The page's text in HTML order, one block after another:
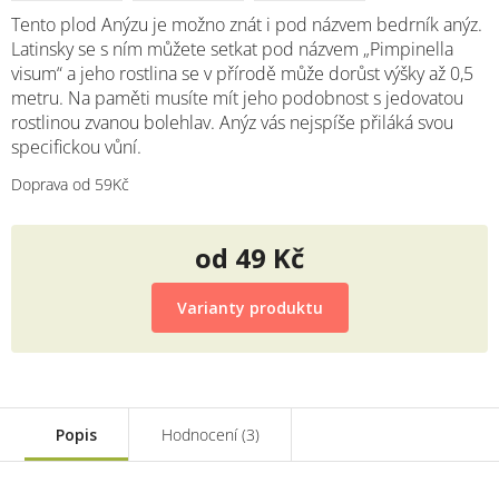
Tento plod Anýzu je možno znát i pod názvem bedrník anýz.
Latinsky se s ním můžete setkat pod názvem „Pimpinella
visum“ a jeho rostlina se v přírodě může dorůst výšky až 0,5
metru. Na paměti musíte mít jeho podobnost s jedovatou
rostlinou zvanou bolehlav. Anýz vás nejspíše přiláká svou
specifickou vůní.
Doprava od 59Kč
od 49 Kč
Měrná
cena:
Varianty produktu
Popis Hodnocení (3)